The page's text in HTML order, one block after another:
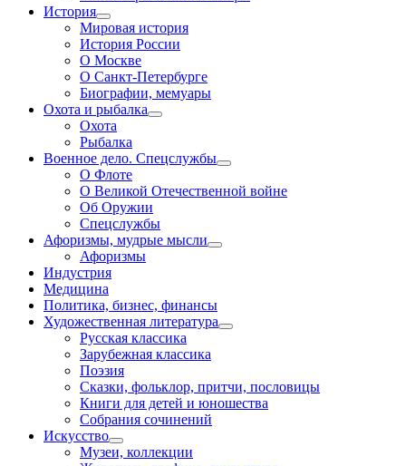
История
Мировая история
История России
О Москве
О Санкт-Петербурге
Биографии, мемуары
Охота и рыбалка
Охота
Рыбалка
Военное дело. Спецслужбы
О Флоте
О Великой Отечественной войне
Об Оружии
Спецслужбы
Афоризмы, мудрые мысли
Афоризмы
Индустрия
Медицина
Политика, бизнес, финансы
Художественная литература
Русская классика
Зарубежная классика
Поэзия
Сказки, фольклор, притчи, пословицы
Книги для детей и юношества
Собрания сочинений
Искусство
Музеи, коллекции